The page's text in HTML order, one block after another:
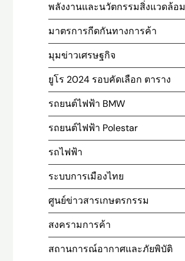
พลังงานและนวัตกรรมสิ่งแวดล้อม
มาตรการกีดกันทางการค้า
มุมข่าวเศรษฐกิจ
ยูโร 2024 รอบคัดเลือก ตาราง
รถยนต์ไฟฟ้า BMW
รถยนต์ไฟฟ้า Polestar
รถไฟฟ้า
ระบบการเมืองไทย
ศูนย์ข่าวสารเกษตรกรรม
สงครามการค้า
สถานการณ์อากาศและภัยพิบัติ